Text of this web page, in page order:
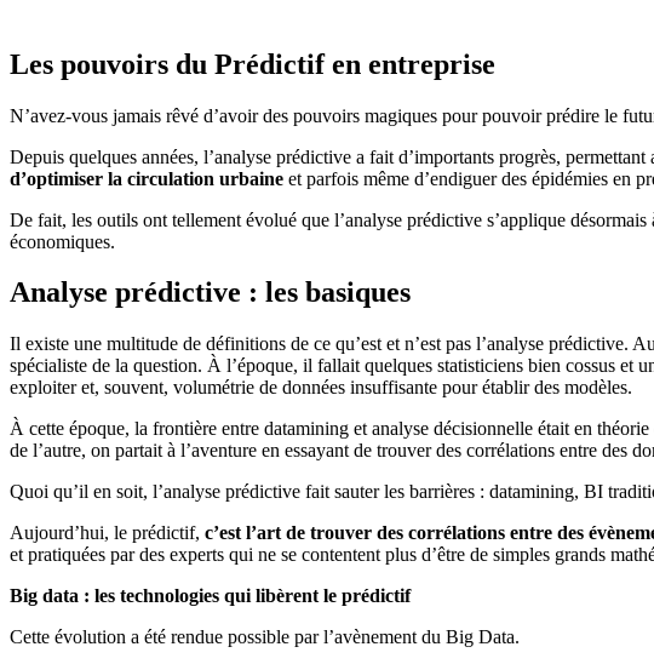
Les pouvoirs du Prédictif en entreprise
N’avez-vous jamais rêvé d’avoir des pouvoirs magiques pour pouvoir prédire le
Depuis quelques années, l’analyse prédictive a fait d’importants progrès, permettant
d’optimiser la circulation urbaine et parfois même d’endiguer des épidémies en
De fait, les outils ont tellement évolué que l’analyse prédictive s’applique
économiques.
Analyse prédictive : les basiques
Il existe une multitude de définitions de ce qu’est et n’est pas l’analyse prédictive.
spécialiste de la question. À l’époque, il fallait quelques statisticiens bien cossus
exploiter et, souvent, volumétrie de données insuffisante pour établir des modèles.
À cette époque, la frontière entre datamining et analyse décisionnelle était en
de l’autre, on partait à l’aventure en essayant de trouver des corrélations entre des
Quoi qu’il en soit, l’analyse prédictive fait sauter les barrières : datamining, BI
Aujourd’hui, le prédictif, c’est l’art de trouver des corrélations entre des
et pratiquées par des experts qui ne se contentent plus d’être de simples grands
Big data : les technologies qui libèrent le prédictif
Cette évolution a été rendue possible par l’avènement du Big Data.